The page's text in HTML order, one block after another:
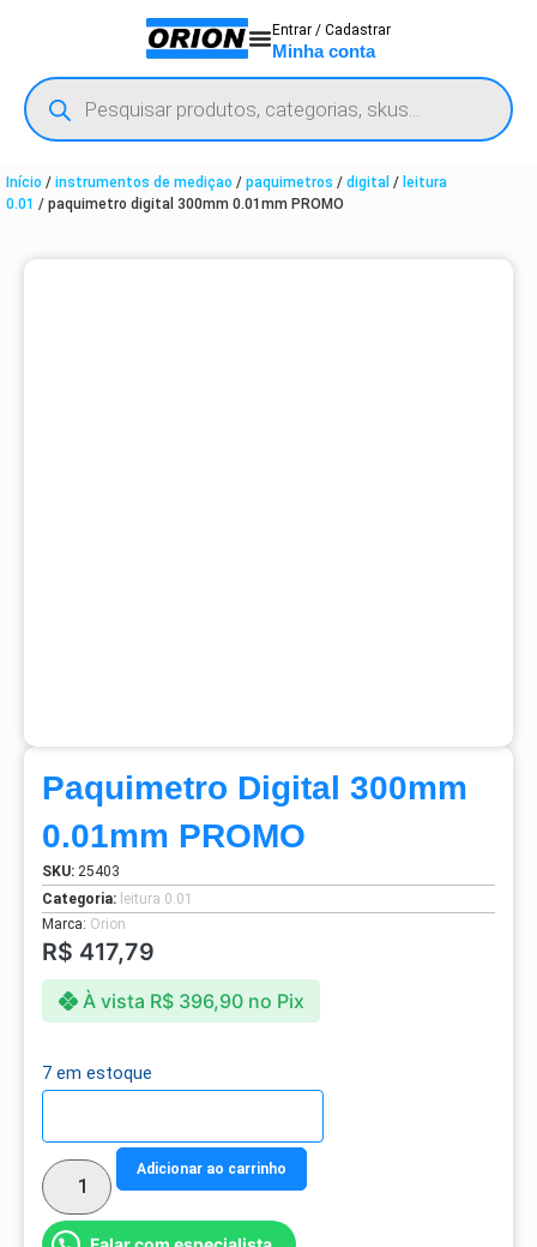
Entrar / Cadastrar
Minha conta
Início / instrumentos de mediçao / paquimetros / digital / leitura
0.01 / paquimetro digital 300mm 0.01mm PROMO
Paquimetro Digital 300mm
0.01mm PROMO
SKU: 25403
Categoria: leitura 0.01
Marca: Orion
R$ 417,79
À vista R$396,90 no Pix
7 em estoque
Adicionar ao carrinho